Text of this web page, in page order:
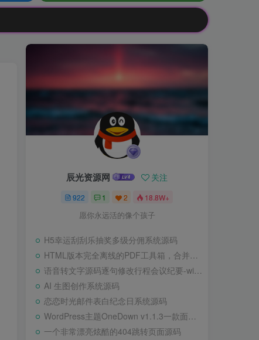
辰光资源网 关注
922 1 2 18.8W+
愿你永远活的像个孩子
H5幸运刮刮乐抽奖多级分佣系统源码
HTML版本完全离线的PDF工具箱，合并、拆分、旋转、删除、PDF转图片、图片转PDF
语音转文字源码逐句修改行程会议纪要-wisper版本
AI 生图创作系统源码
恋恋时光邮件表白纪念日系统源码
WordPress主题OneDown v1.1.3一款面向个人站长的资源下载、技术教程、内容资讯类站点的 WordPress 主题
一个非常漂亮炫酷的404跳转页面源码